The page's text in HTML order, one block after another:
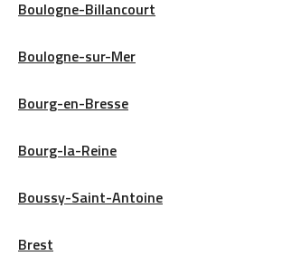
Boulogne-Billancourt
Boulogne-sur-Mer
Bourg-en-Bresse
Bourg-la-Reine
Boussy-Saint-Antoine
Brest